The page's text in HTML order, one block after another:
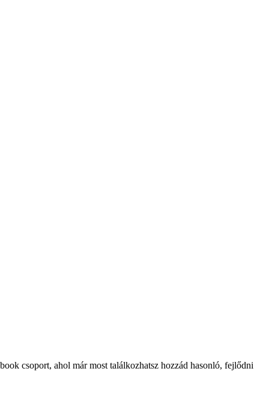
csoport, ahol már most találkozhatsz hozzád hasonló, fejlődni